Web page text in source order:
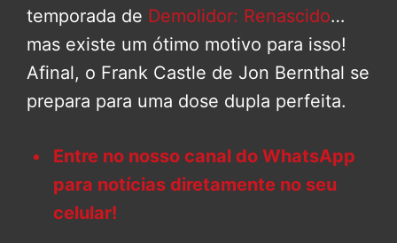
temporada de Demolidor: Renascido…
mas existe um ótimo motivo para isso!
Afinal, o Frank Castle de Jon Bernthal se
prepara para uma dose dupla perfeita.
Entre no nosso canal do WhatsApp
para notícias diretamente no seu
celular!